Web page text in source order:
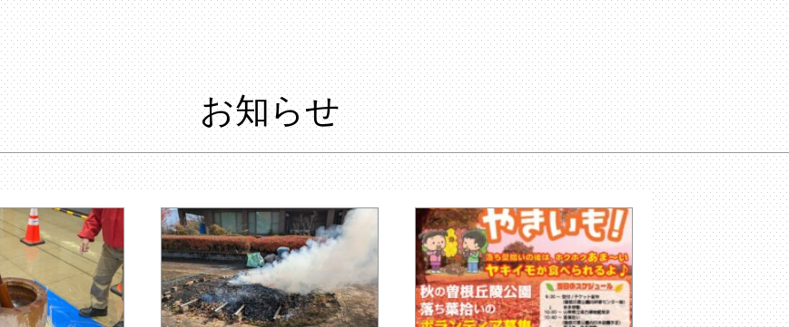
お知らせ